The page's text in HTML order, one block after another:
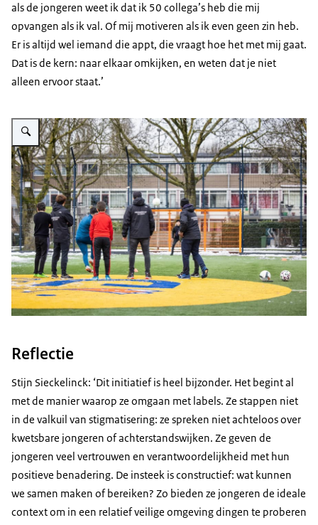
als de jongeren weet ik dat ik 50 collega’s heb die mij
opvangen als ik val. Of mij motiveren als ik even geen zin heb.
Er is altijd wel iemand die appt, die vraagt hoe het met mij gaat.
Dat is de kern: naar elkaar omkijken, en weten dat je niet
alleen ervoor staat.’
Vergroot afbeelding Jongeren op speelveld
Reflectie
Stijn Sieckelinck: ‘Dit initiatief is heel bijzonder. Het begint al
met de manier waarop ze omgaan met labels. Ze stappen niet
in de valkuil van stigmatisering: ze spreken niet achteloos over
kwetsbare jongeren of achterstandswijken. Ze geven de
jongeren veel vertrouwen en verantwoordelijkheid met hun
positieve benadering. De insteek is constructief: wat kunnen
we samen maken of bereiken? Zo bieden ze jongeren de ideale
context om in een relatief veilige omgeving dingen te proberen